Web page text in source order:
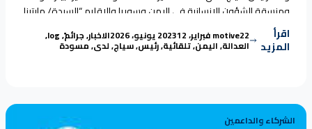
ومنسقة الشؤون الإنسانية في اليمن وسوريا والاقليم “السيدة/ مارتينا
فان ديرو دووس” بأن السلام الذي نتطلع إليه
اقرأ
المزيد
Posted by
motive22 فبراير، 2023 12 يونيو، 2026 Posted in
الاخبار,جرائمTags:
,
log
,
العدالة,اليمن,تلقائية,رئيس,سياج,لدى,مسودة
الشركاء والداعمين